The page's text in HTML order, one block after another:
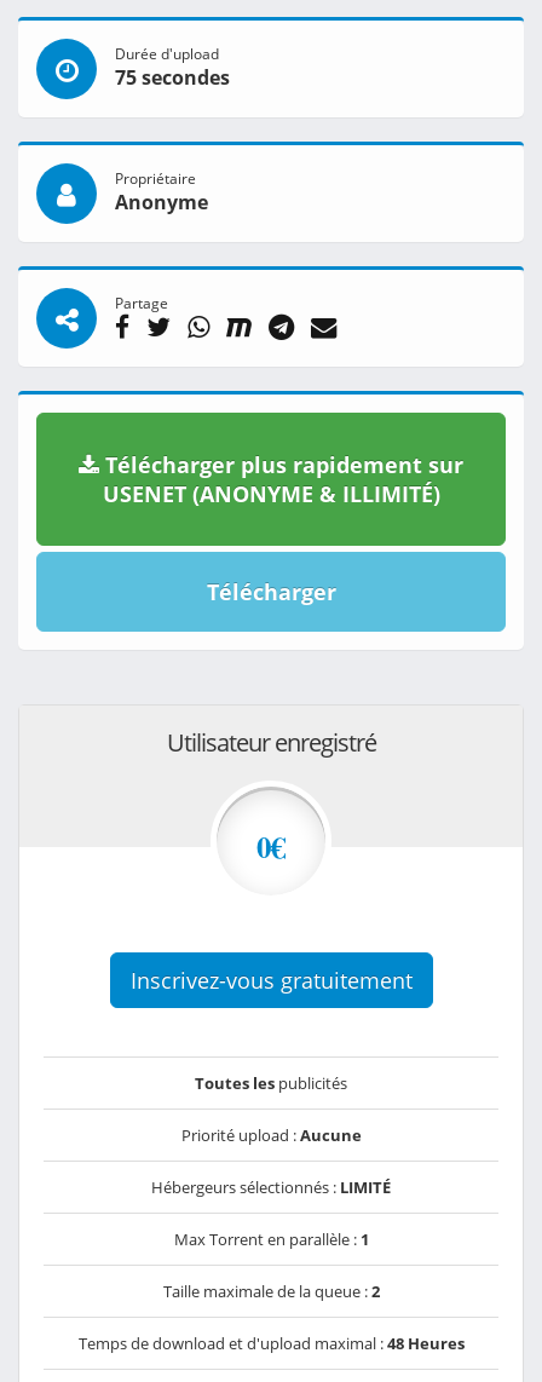
Durée d'upload
75 secondes
Propriétaire
Anonyme
Partage
Télécharger plus rapidement sur
USENET (ANONYME & ILLIMITÉ)
Télécharger
Utilisateur enregistré
0€
Inscrivez-vous gratuitement
Toutes les publicités
Priorité upload :Aucune
Hébergeurs sélectionnés : LIMITÉ
Max Torrent en parallèle : 1
Taille maximale de la queue :2
Temps de download et d'upload maximal :48 Heures